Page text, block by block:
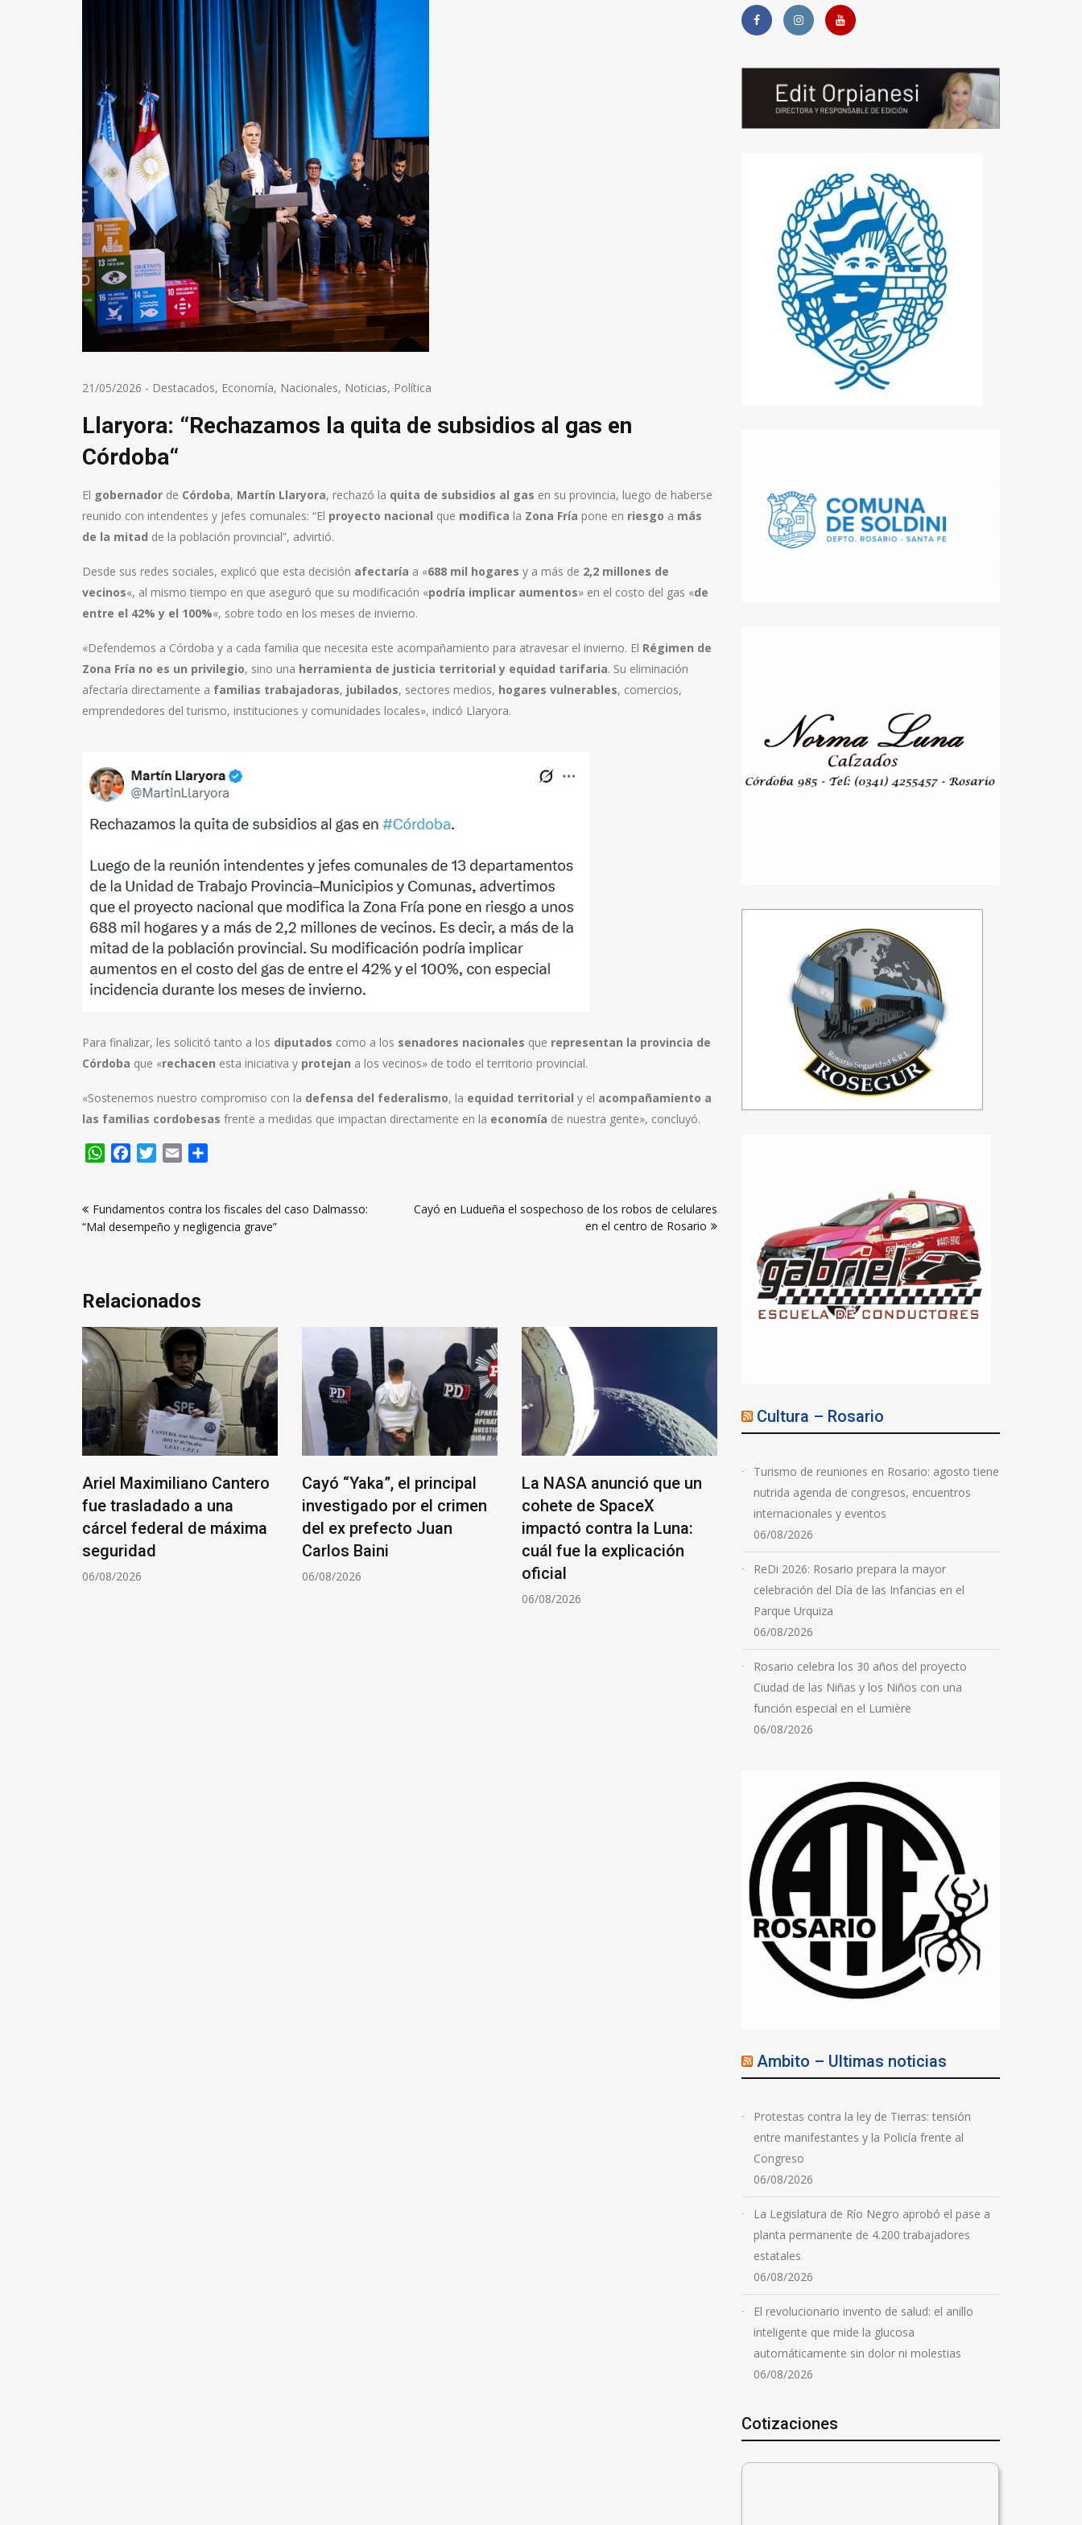
21/05/2026 - Destacados, Economía, Nacionales, Noticias, Política
Llaryora: “Rechazamos la quita de subsidios al gas en
Córdoba“
El gobernador de Córdoba, Martín Llaryora, rechazó la quita de subsidios al gas en su provincia, luego de haberse
reunido con intendentes y jefes comunales: “El proyecto nacional que modifica la Zona Fría pone en riesgo a más
de la mitad de la población provincial”, advirtió.
Desde sus redes sociales, explicó que esta decisión afectaría a «688 mil hogares y a más de 2,2 millones de
vecinos«, al mismo tiempo en que aseguró que su modificación «podría implicar aumentos» en el costo del gas «de
entre el 42% y el 100%«, sobre todo en los meses de invierno.
«Defendemos a Córdoba y a cada familia que necesita este acompañamiento para atravesar el invierno. El Régimen de
Zona Fría no es un privilegio, sino una herramienta de justicia territorial y equidad tarifaria. Su eliminación
afectaría directamente a familias trabajadoras, jubilados, sectores medios, hogares vulnerables, comercios,
emprendedores del turismo, instituciones y comunidades locales», indicó Llaryora.
Para finalizar, les solicitó tanto a los diputados como a los senadores nacionales que representan la provincia de
Córdoba que «rechacen esta iniciativa y protejan a los vecinos» de todo el territorio provincial.
«Sostenemos nuestro compromiso con la defensa del federalismo, la equidad territorial y el acompañamiento a
las familias cordobesas frente a medidas que impactan directamente en la economía de nuestra gente», concluyó.
WhatsApp
FacebookTwitter
Email
deFundamentos contra los fiscales del caso Dalmasso:
“Mal desempeño y negligencia grave”
Cayó en Ludueña el sospechoso de los robos de celulares
en el centro de Rosario
Relacionados
Ariel Maximiliano Cantero
fue trasladado a una
cárcel federal de máxima
seguridad
06/08/2026
Cayó “Yaka”, el principal
investigado por el crimen
del ex prefecto Juan
Carlos Baini
06/08/2026
La NASA anunció que un
cohete de SpaceX
impactó contra la Luna:
cuál fue la explicación
oficial
06/08/2026
El Palacio de los Leones
celebra sus 130 años con
un convocante programa
de visitas guiadas
06/08/2026
Cultura – Rosario
Turismo de reuniones en Rosario: agosto tiene
nutrida agenda de congresos, encuentros
internacionales y eventos
06/08/2026
ReDi 2026: Rosario prepara la mayor
celebración del Día de las Infancias en el
Parque Urquiza
06/08/2026
Rosario celebra los 30 años del proyecto
Ciudad de las Niñas y los Niños con una
función especial en el Lumière
06/08/2026
Ambito – Ultimas noticias
Protestas contra la ley de Tierras: tensión
entre manifestantes y la Policía frente al
Congreso
06/08/2026
La Legislatura de Río Negro aprobó el pase a
planta permanente de 4.200 trabajadores
estatales
06/08/2026
El revolucionario invento de salud: el anillo
inteligente que mide la glucosa
automáticamente sin dolor ni molestias
06/08/2026
Cotizaciones